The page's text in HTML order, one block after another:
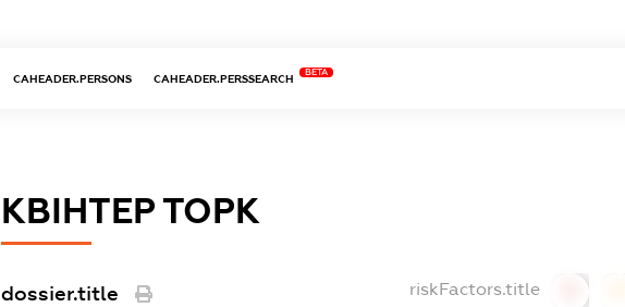
CAHEADER.PERSONS CAHEADER.PERSSEARCH
BETA
КВІНТЕР ТОРК
dossier.title riskFactors.title